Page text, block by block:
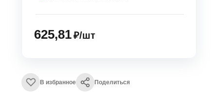
625,81₽/шт
В избранное Поделиться